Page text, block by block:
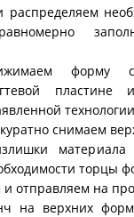
распределяем
форму
снимаем
торцы
отправляем на
на верхних